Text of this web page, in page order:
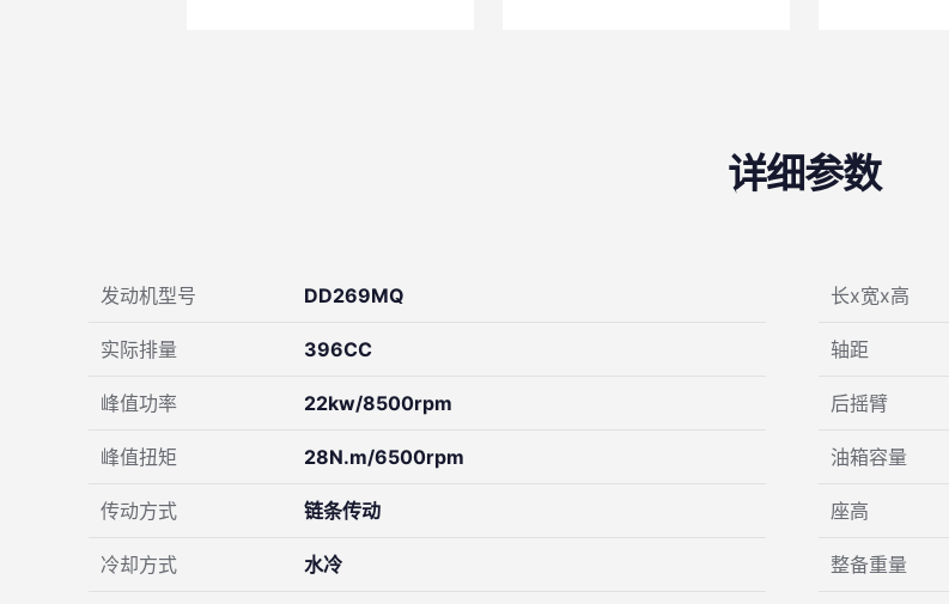
详细参数
发动机型号 DD269MQ
实际排量 396CC
峰值功率 22kw/8500rpm
峰值扭矩 28N.m/6500rpm
传动方式 链条传动
冷却方式 水冷
长x宽x高
轴距
后摇臂
油箱容量
座高
整备重量